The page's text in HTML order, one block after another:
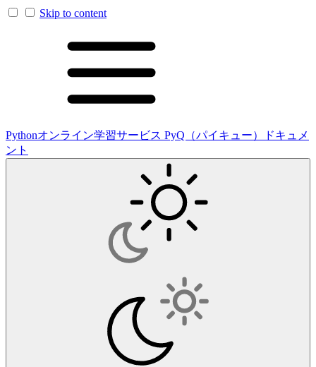
Skip to content
Pythonオンライン学習サービス PyQ（パイキュー）ドキュメ
ント